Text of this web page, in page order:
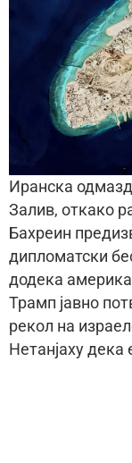
Иранска
Залив, откако
Бахреин
дипломатски
додека
Трамп јавно
рекол на
Нетанјаху дека